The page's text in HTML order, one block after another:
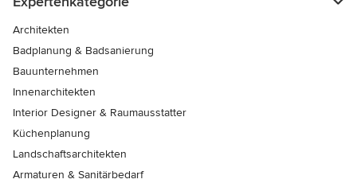
Architekten
Badplanung & Badsanierung
Bauunternehmen
Innenarchitekten
Interior Designer & Raumausstatter
Küchenplanung
Landschaftsarchitekten
Armaturen & Sanitärbedarf